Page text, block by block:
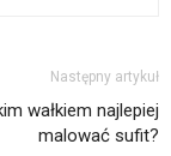
Następny artykuł
wałkiem najlepiej
malować sufit?